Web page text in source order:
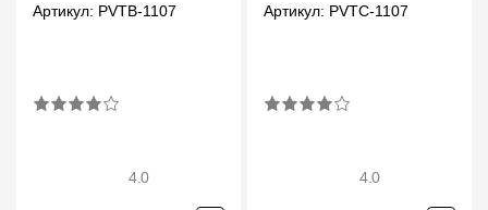
Артикул: PVTB-1107
4.0
Артикул: PVTC-1107
4.0